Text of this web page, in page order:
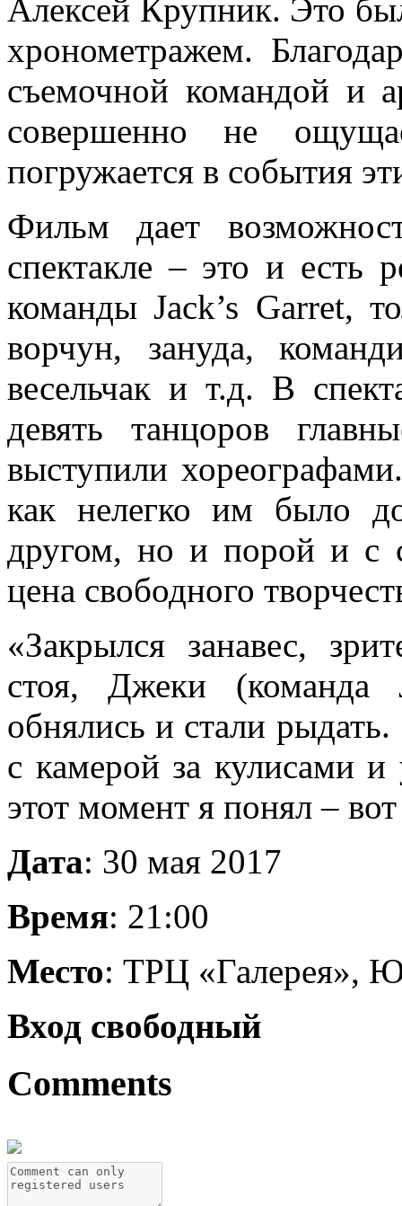
Алексей Крупник. Это
хронометражем.
съемочной командой и
совершенно не
погружается в события
Фильм дает
спектакле – это и есть
команды Jack’s Garret,
ворчун, зануда,
весельчак и т.д. В
девять танцоров
выступили
как нелегко им было
другом, но и порой и с
цена свободного
«Закрылся занавес,
стоя, Джеки (команда
обнялись и стали
с камерой за кулисами
этот момент я понял –
Дата: 30 мая 2017
Время: 21:00
Место: ТРЦ «Галерея»,
Вход свободный
Comments